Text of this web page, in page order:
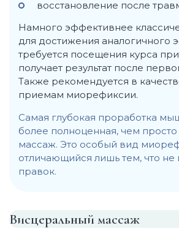
восстановление после
Намного эффективнее
для достижения аналогичного
требуется посещения курса
получает результат после
Также рекомендуется в
приемам миорефиксии.
Самая глубокая проработка
более полноценная, чем
массаж. Это особый вид
отличающийся лишь тем, что не
правок.
Висцеральный массаж